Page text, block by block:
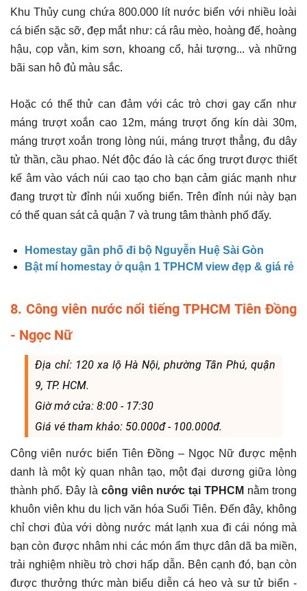
Khu Thủy cung chứa 800.000 lít nước biển với nhiều loài
cá biển sặc sỡ, đẹp mắt như: cá râu mèo, hoàng đế, hoàng
hậu, cọp vằn, kim sơn, khoang cổ, hải tượng... và những
bãi san hô đủ màu sắc.
Hoặc có thể thử can đảm với các trò chơi gay cấn như
máng trượt xoắn cao 12m, máng trượt ống kín dài 30m,
máng trượt xoắn trong lòng núi, máng trượt thẳng, đu dây
tử thần, cầu phao. Nét độc đáo là các ống trượt được thiết
kế âm vào vách núi cao tạo cho bạn cảm giác mạnh như
đang trượt từ đỉnh núi xuống biển. Trên đỉnh núi này bạn
có thể quan sát cả quận 7 và trung tâm thành phố đấy.
Homestay gần phố đi bộ Nguyễn Huệ Sài Gòn
Bật mí homestay ở quận 1 TPHCM view đẹp & giá rẻ
8. Công viên nước nổi tiếng TPHCM Tiên Đồng
- Ngọc Nữ
Địa chỉ: 120 xa lộ Hà Nội, phường Tân Phú, quận
9, TP. HCM.
Giờ mở cửa: 8:00 - 17:30
Giá vé tham khảo: 50.000đ - 100.000đ.
Công viên nước biển Tiên Đồng – Ngọc Nữ được mệnh
danh là một kỳ quan nhân tạo, một đại dương giữa lòng
thành phố. Đây là công viên nước tại TPHCM nằm trong
khuôn viên khu du lịch văn hóa Suối Tiên. Đến đây, không
chỉ chơi đùa với dòng nước mát lạnh xua đi cái nóng mà
bạn còn được nhâm nhi các món ẩm thực dân dã ba miền,
trải nghiệm nhiều trò chơi hấp dẫn. Bên cạnh đó, bạn còn
được thưởng thức màn biểu diễn cá heo và sư tử biển -